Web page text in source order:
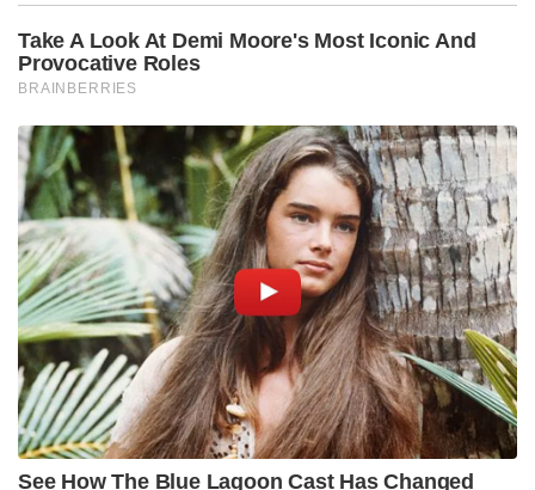
പ്രവർത്തനങ്ങൾക്ക് സാക്ഷ്യം വഹിക്കുന്നു, അതിന്റെ
നിർണായക കഴിവുകൾ പരീക്ഷിക്കുകയും ചെയ്യുന്നു.
ഞാൻ ജനങ്ങളോട് എന്റെ നന്ദി അറിയിക്കുന്നു. 2014
സാധാരണക്കാർക്കിടയിൽ ഒരു പുതിയ പ്രതീക്ഷ
ഉയർന്നുവന്നിട്ടുണ്ടെന്ന് ഞാൻ പറഞ്ഞു. ഈ പ്രതീക്ഷ
സംരക്ഷിക്കേണ്ടത് നമ്മുടെ ഉത്തരവാദിത്തമായിരുന്നു.
കോൺഗ്രസിന്റെ വഞ്ചനയ്ക്ക് ശേഷം രാജ്യത്തെ
ജനങ്ങൾ അവരുടെ വിശ്വാസം നമ്മിൽ ഏൽപ്പിച്ചു.
2014 ലെ ഉദയസൂര്യൻ ഇന്ന് പുതിയ
ആത്മവിശ്വാസത്തിന്റെ ഒരു കിരണമായി
മാറിയിരിക്കുന്നു. ശരിയായ ഉദ്ദേശ്യങ്ങളോടെ ഒരു
ഗവൺമെന്റ് നയിക്കപ്പെടുമ്പോൾ, ദ്രുതഗതിയിലുള്ള
വികസനം സംഭവിക്കുമെന്ന് ഇന്ത്യയിലെ ജനങ്ങൾ
നേരിട്ട് കണ്ടിട്ടുണ്ട്. എൻ‌ഡി‌എ സർക്കാരിന്റെ ഈ 12
വർഷത്തിനുള്ളിൽ 250 ദശലക്ഷത്തിലധികം